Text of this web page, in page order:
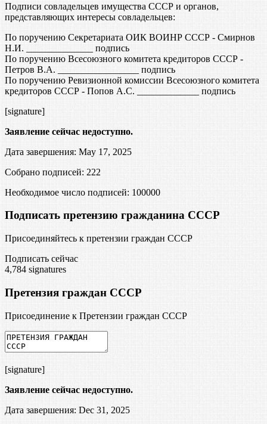
Подписи совладельцев имущества СССР и органов,
представляющих интересы совладельцев:
По поручению Секретариата ОИК ВОИНР СССР - Смирнов
Н.И. ______________ подпись
По поручению Всесоюзного комитета кредиторов СССР -
Петров В.А. _________________ подпись
По поручению Ревизионной комиссии Всесоюзного комитета
кредиторов СССР - Попов А.С. _____________ подпись
[signature]
Заявление сейчас недоступно.
Дата завершения: May 17, 2025
Собрано подписей: 222
Необходимое число подписей: 100000
Подписать претензию гражданина СССР
Присоединяйтесь к претензии граждан СССР
Подписать сейчас
4,784 signatures
Претензия граждан СССР
Присоединение к Претензии граждан СССР
[signature]
Заявление сейчас недоступно.
Дата завершения: Dec 31, 2025